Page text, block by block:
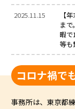
2025.11.15
【
ま
暇で
等も
コロナ禍で
事務所は、東京都